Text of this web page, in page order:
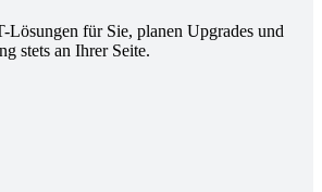
für Sie, planen Upgrades und
stets an Ihrer Seite.